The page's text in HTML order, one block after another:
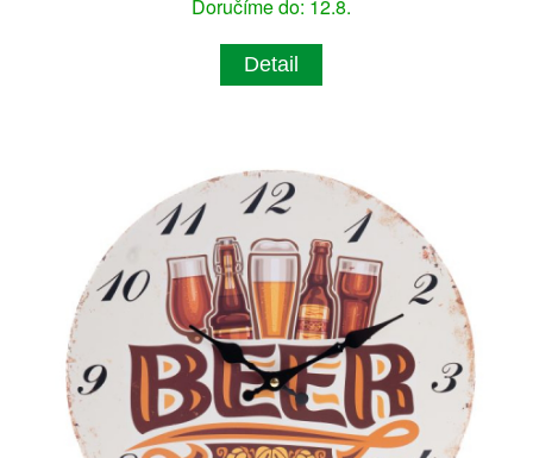
Doručíme do: 12.8.
Detail